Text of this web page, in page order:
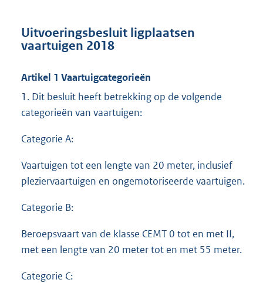
Uitvoeringsbesluit ligplaatsen
vaartuigen 2018
Artikel 1 Vaartuigcategorieën
1. Dit besluit heeft betrekking op de volgende
categorieën van vaartuigen:
Categorie A:
Vaartuigen tot een lengte van 20 meter, inclusief
pleziervaartuigen en ongemotoriseerde vaartuigen.
Categorie B:
Beroepsvaart van de klasse CEMT 0 tot en met II,
met een lengte van 20 meter tot en met 55 meter.
Categorie C: